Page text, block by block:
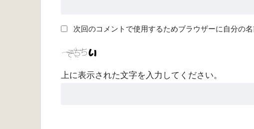
次回のコメントで使用するためブラウザーに自分の
上に表示された文字を入力してください。